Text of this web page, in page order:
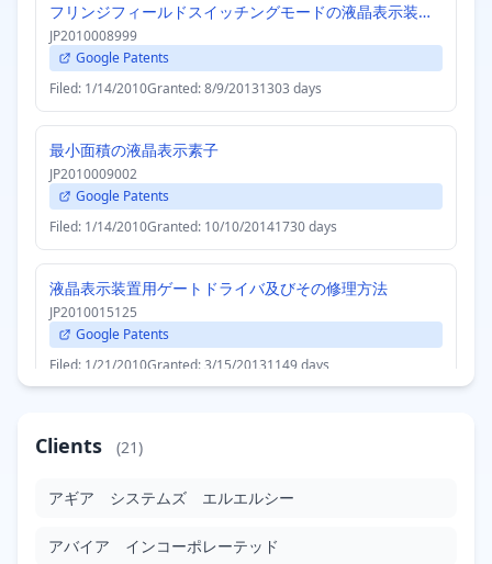
フリンジフィールドスイッチングモードの液晶表示装置用アレイ基板及びこれを含むフリンジフィールドスイッチングモードの液晶表示装置
JP2010008999
Google Patents
Filed: 1/14/2010Granted: 8/9/20131303 days
最小面積の液晶表示素子
JP2010009002
Google Patents
Filed: 1/14/2010Granted: 10/10/20141730 days
液晶表示装置用ゲートドライバ及びその修理方法
JP2010015125
Google Patents
Filed: 1/21/2010Granted: 3/15/20131149 days
JP2010015151
Filed: 1/21/2010Granted: 9/13/20131331 days
Clients (21)
アギア システムズ エルエルシー
アバイア インコーポレーテッド